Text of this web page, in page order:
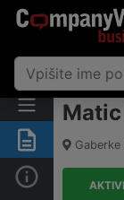
Povzetek
Gaberke